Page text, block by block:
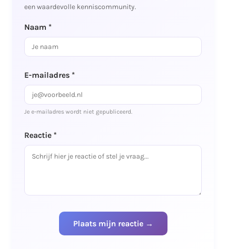
een waardevolle kenniscommunity.
Reactie *
Naam *
E-mailadres *
Je e-mailadres wordt niet gepubliceerd.